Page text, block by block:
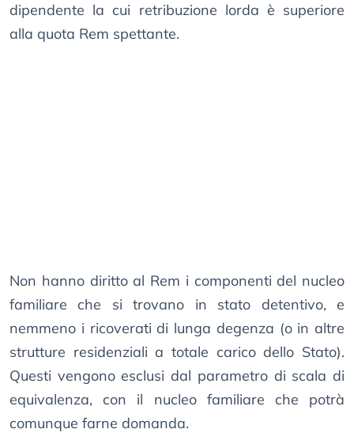
dipendente la cui retribuzione lorda è superiore
alla quota Rem spettante.
Non hanno diritto al Rem i componenti del nucleo
familiare che si trovano in stato detentivo, e
nemmeno i ricoverati di lunga degenza (o in altre
strutture residenziali a totale carico dello Stato).
Questi vengono esclusi dal parametro di scala di
equivalenza, con il nucleo familiare che potrà
comunque farne domanda.